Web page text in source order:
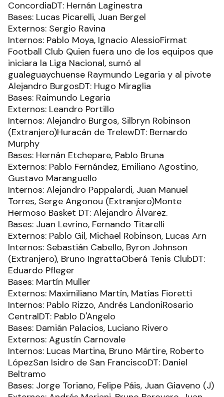
ConcordiaDT: Hernán Laginestra
Bases: Lucas Picarelli, Juan Bergel
Externos: Sergio Ravina
Internos: Pablo Moya, Ignacio AlessioFirmat
Football Club Quien fuera uno de los equipos que
iniciara la Liga Nacional, sumó al
gualeguaychuense Raymundo Legaria y al pivote
Alejandro BurgosDT: Hugo Miraglia
Bases: Raimundo Legaria
Externos: Leandro Portillo
Internos: Alejandro Burgos, Silbryn Robinson
(Extranjero)Huracán de TrelewDT: Bernardo
Murphy
Bases: Hernán Etchepare, Pablo Bruna
Externos: Pablo Fernández, Emiliano Agostino,
Gustavo Maranguello
Internos: Alejandro Pappalardi, Juan Manuel
Torres, Serge Angonou (Extranjero)Monte
Hermoso Basket DT: Alejandro Álvarez.
Bases: Juan Levrino, Fernando Titarelli
Externos: Pablo Gil, Michael Robinson, Lucas Arn
Internos: Sebastián Cabello, Byron Johnson
(Extranjero), Bruno IngrattaOberá Tenis ClubDT:
Eduardo Pfleger
Bases: Martín Muller
Externos: Maximiliano Martín, Matías Fioretti
Internos: Pablo Rizzo, Andrés LandoniRosario
CentralDT: Pablo D'Angelo
Bases: Damián Palacios, Luciano Rivero
Externos: Agustín Carnovale
Internos: Lucas Martina, Bruno Mártire, Roberto
LópezSan Isidro de San FranciscoDT: Daniel
Beltramo
Bases: Jorge Toriano, Felipe Páis, Juan Giaveno (J)